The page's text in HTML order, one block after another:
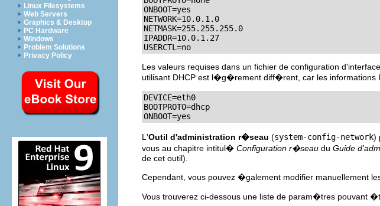
Linux Filesystems
Web Servers
Graphics & Desktop
PC Hardware
Windows
Problem Solutions
Privacy Policy
ONBOOT=yes
NETWORK=10.0.1.0
NETMASK=255.255.255.0
IPADDR=10.0.1.27
USERCTL=no
Les valeurs requises dans un fichier de configuration
utilisant DHCP est l�g�rement diff�rent, car les informations
DEVICE=eth0
BOOTPROTO=dhcp
ONBOOT=yes
L'Outil d'administration r�seau (system-config-network)
vous au chapitre intitul� Configuration r�seau du Guide
de cet outil).
Cependant, vous pouvez �galement modifier manuellement
Vous trouverez ci-dessous une liste de param�tres pouvant